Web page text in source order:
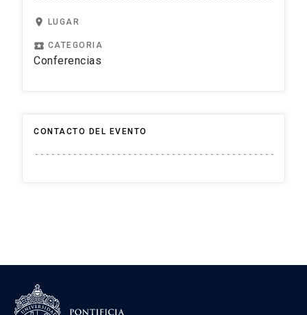
location_on LUGAR
local_play CATEGORIA
Conferencias
CONTACTO DEL EVENTO